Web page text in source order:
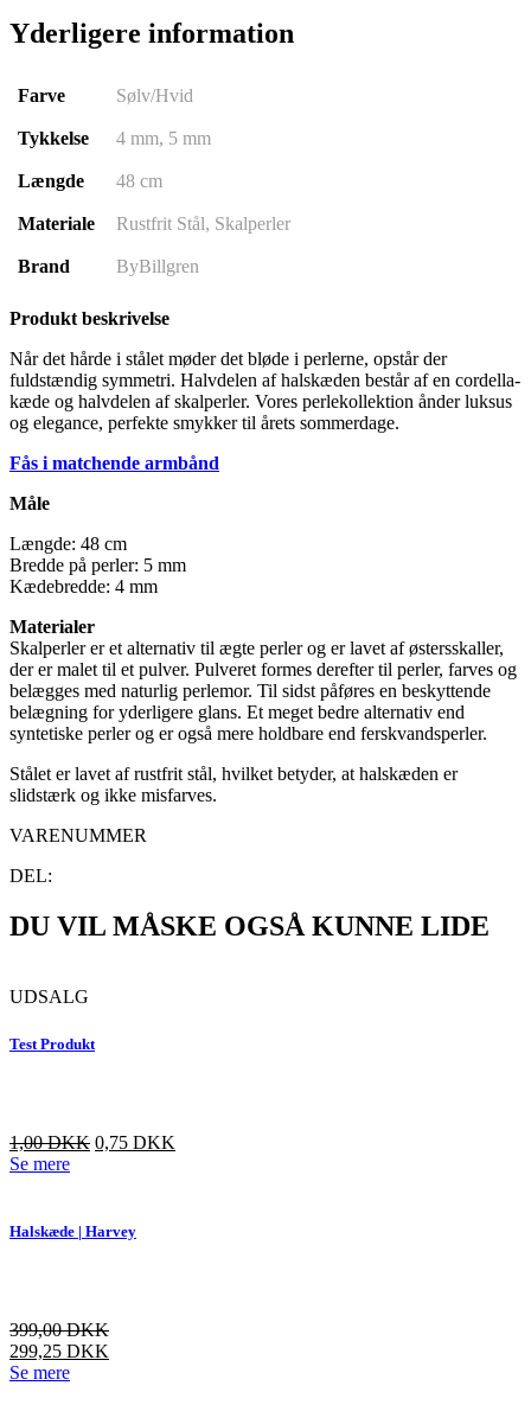
Yderligere information
Farve Sølv/Hvid
Tykkelse 4 mm, 5 mm
Længde 48 cm
Materiale Rustfrit Stål, Skalperler
Brand ByBillgren
Produkt beskrivelse
Når det hårde i stålet møder det bløde i perlerne, opstår der
fuldstændig symmetri. Halvdelen af ​​halskæden består af en cordella-
kæde og halvdelen af ​​skalperler. Vores perlekollektion ånder luksus
og elegance, perfekte smykker til årets sommerdage.
Fås i matchende armbånd
Måle
Længde: 48 cm
Bredde på perler: 5 mm
Kædebredde: 4 mm
Materialer
Skalperler er et alternativ til ægte perler og er lavet af østersskaller,
der er malet til et pulver. Pulveret formes derefter til perler, farves og
belægges med naturlig perlemor. Til sidst påføres en beskyttende
belægning for yderligere glans. Et meget bedre alternativ end
syntetiske perler og er også mere holdbare end ferskvandsperler.
Stålet er lavet af rustfrit stål, hvilket betyder, at halskæden er
slidstærk og ikke misfarves.
VARENUMMER
DEL:
DU VIL MÅSKE OGSÅ KUNNE LIDE
UDSALG
Test Produkt
Den
oprindelige
3,00 DKK.
1,00DKKDen
1,00 DKK.
0,75 DKK
Se mere
Halskæde | Harvey
399,00DKK
299,25 DKK
Se mereDette